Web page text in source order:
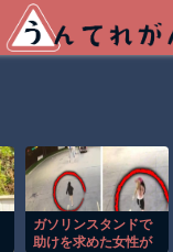
ガソリンスタンドで
助けを求めた女性が